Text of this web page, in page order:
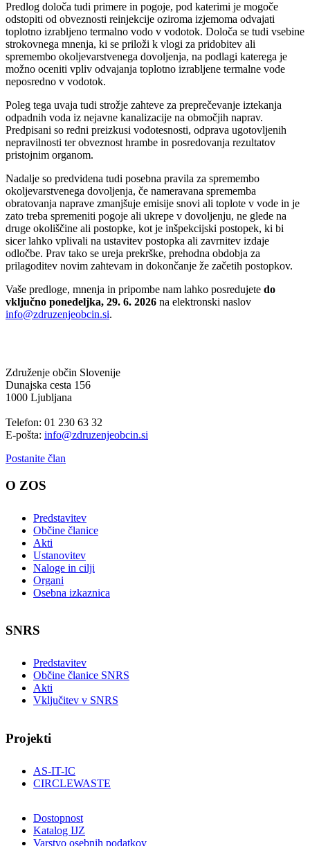
Predlog določa tudi primere in pogoje, pod katerimi je mogoče
odstopiti od obveznosti reinjekcije oziroma izjemoma odvajati
toplotno izrabljeno termalno vodo v vodotok. Določa se tudi vsebine
strokovnega mnenja, ki se priloži k vlogi za pridobitev ali
spremembo okoljevarstvenega dovoljenja, na podlagi katerega je
možno oceniti vpliv odvajanja toplotno izrabljene termalne vode
neposredno v vodotok.
Poleg tega uvaja tudi strožje zahteve za preprečevanje iztekanja
odpadnih voda iz nejavne kanalizacije na območjih naprav.
Predpisani so redni preizkusi vodotesnosti, odprava ugotovljenih
nepravilnosti ter obveznost hrambe in posredovanja rezultatov
pristojnim organom.
Nadalje so predvidena tudi posebna pravila za spremembo
okoljevarstvenega dovoljenja, če nameravana sprememba
obratovanja naprave zmanjšuje emisije snovi ali toplote v vode in je
zato treba spremeniti pogoje ali ukrepe v dovoljenju, ne glede na
druge okoliščine ali postopke, kot je inšpekcijski postopek, ki bi
sicer lahko vplivali na ustavitev postopka ali zavrnitev izdaje
odločbe. Prav tako se ureja prekrške, prehodna obdobja za
prilagoditev novim zahtevam in dokončanje že začetih postopkov.
Vaše predloge, mnenja in pripombe nam lahko posredujete do
vključno ponedeljka, 29. 6. 2026 na elektronski naslov
info@zdruzenjeobcin.si.
Združenje občin Slovenije
Dunajska cesta 156
1000 Ljubljana
Telefon: 01 230 63 32
E-pošta: info@zdruzenjeobcin.si
Postanite član
O ZOS
Predstavitev
Občine članice
Akti
Ustanovitev
Naloge in cilji
Organi
Osebna izkaznica
SNRS
Predstavitev
Občine članice SNRS
Akti
Vključitev v SNRS
Projekti
AS-IT-IC
CIRCLEWASTE
Dostopnost
Katalog IJZ
Varstvo osebnih podatkov